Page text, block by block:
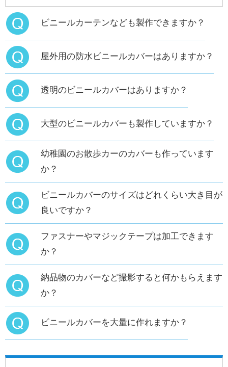
ビニールカーテンなども製作できますか？
屋外用の防水ビニールカバーはありますか？
透明のビニールカバーはありますか？
大型のビニールカバーも製作していますか？
幼稚園のお散歩カーのカバーも作っています
か？
ビニールカバーのサイズはどれくらい大き目が
良いですか？
ファスナーやマジックテープは加工できます
か？
納品物のカバーなど撮影すると何かもらえます
か？
ビニールカバーを大量に作れますか？